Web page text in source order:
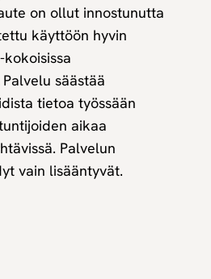
on ollut innostunutta
käyttöön hyvin
säästää
tietoa työssään
aikaa
Palvelun
vain lisääntyvät.